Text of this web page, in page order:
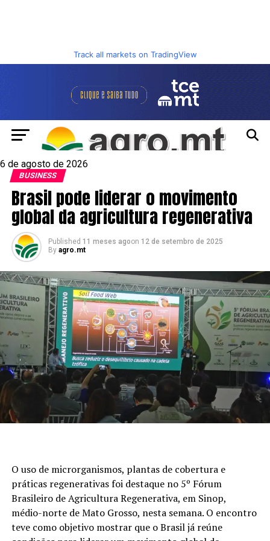
Track all markets on TradingView
6 de agosto de 2026
BUSINESS
Brasil pode liderar o movimento
global da agricultura regenerativa
Published 11 meses agoon 12 de setembro de 2025
By agro.mt
O uso de microrganismos, plantas de cobertura e
práticas regenerativas foi destaque no 5º Fórum
Brasileiro de Agricultura Regenerativa, em Sinop,
médio-norte de Mato Grosso, nesta semana. O encontro
teve como objetivo mostrar que o Brasil já reúne